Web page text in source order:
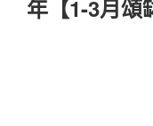
年【1-3月頌